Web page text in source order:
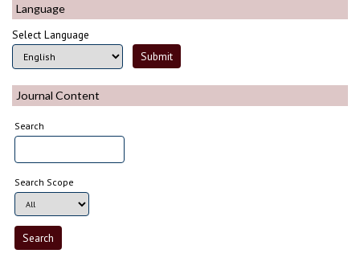
Language
Select Language
Journal Content
Search
Search Scope